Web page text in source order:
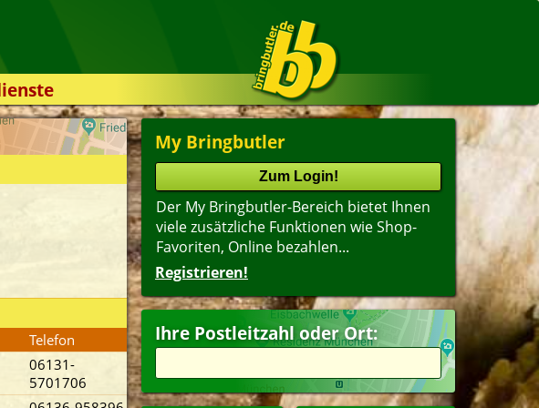
My Bringbutler
Der My Bringbutler-Bereich bietet Ihnen
viele zusätzliche Funktionen wie Shop-
Favoriten, Online bezahlen...
Registrieren!
Ihre Postleitzahl oder Ort:
Telefon
06131-
5701706